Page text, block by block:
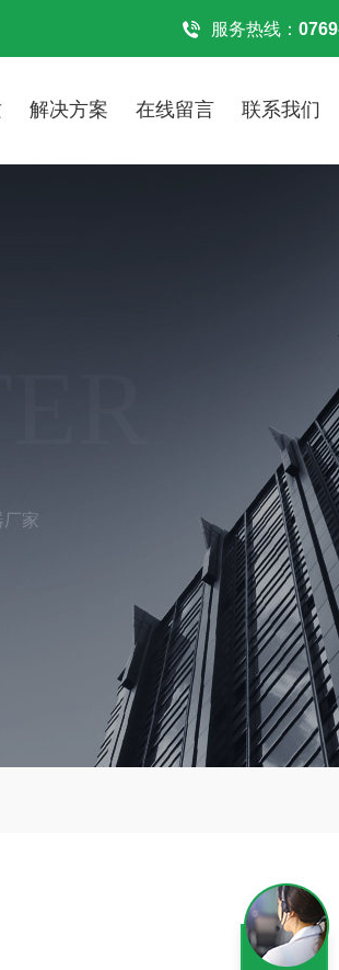
服务热线：
解决方案 在线留言 联系我们
厂家